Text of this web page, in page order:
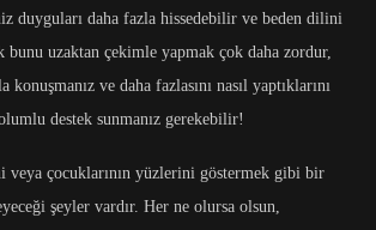
duyguları daha fazla hissedebilir ve beden dilini
uzaktan çekimle yapmak çok daha zordur,
konuşmanız ve daha fazlasını nasıl yaptıklarını
destek sunmanız gerekebilir!
veya çocuklarının yüzlerini göstermek gibi bir
şeyler vardır. Her ne olursa olsun,